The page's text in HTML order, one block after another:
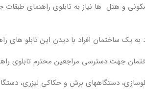
و هتل ها نیاز به تابلوی راهنمای طبقات
به یک ساختمان افراد با دیدن این تابلو
جهت دسترسی مراجعین محترم تابلوی
دستگاههای برش و حکاکی لیزری،